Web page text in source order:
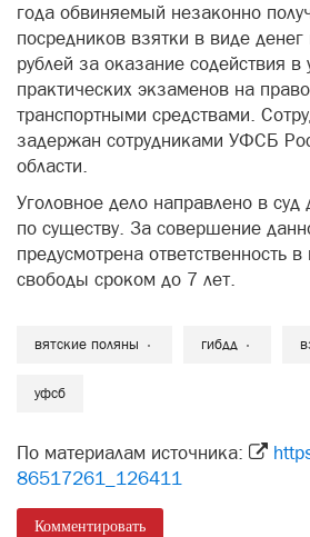
года обвиняемый незаконно
посредников взятки в виде
рублей за оказание содействия
практических экзаменов на
транспортными средствами.
задержан сотрудниками УФСБ
области.
Уголовное дело направлено в суд
по существу. За совершение
предусмотрена ответственность
свободы сроком до 7 лет.
вятские поляны гибдд
уфсб
По материалам источника:
86517261_126411
Комментировать